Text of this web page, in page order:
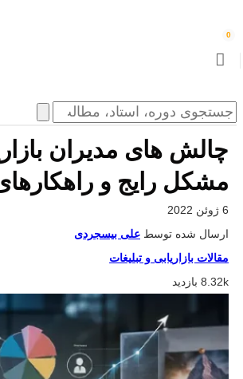
0
مشکل رایج و
6 ژوئن 2022
ارسال شده توسط علی بیسجردی
مقالات بازاریابی و تبلیغات
8.32k بازدید